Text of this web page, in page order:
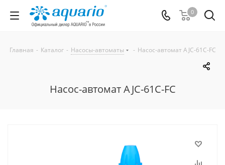
0
Главная - Каталог - Насосы-автоматы - Насос-автомат AJC-61C-FC
Насос-автомат AJC-61C-FC